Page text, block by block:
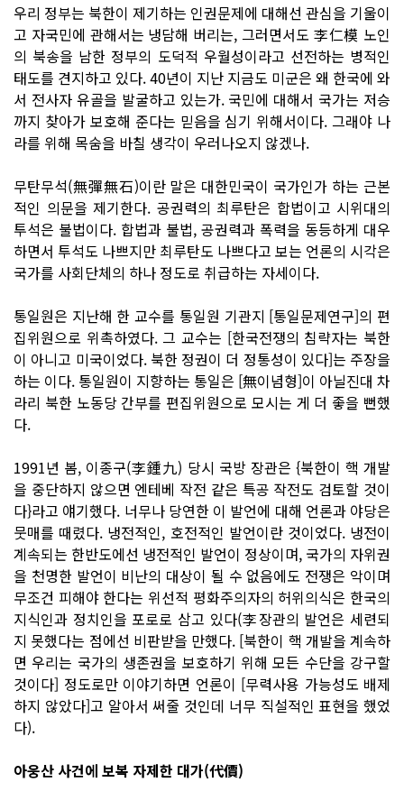
우리 정부는 북한이 제기하는 인권문제에 대해선 관심을 기울이
고 자국민에 관해서는 냉담해 버리는, 그러면서도 李仁模 노인
의 북송을 남한 정부의 도덕적 우월성이라고 선전하는 병적인
태도를 견지하고 있다. 40년이 지난 지금도 미군은 왜 한국에 와
서 전사자 유골을 발굴하고 있는가. 국민에 대해서 국가는 저승
까지 찾아가 보호해 준다는 믿음을 심기 위해서이다. 그래야 나
라를 위해 목숨을 바칠 생각이 우러나오지 않겠나.
무탄무석(無彈無石)이란 말은 대한민국이 국가인가 하는 근본
적인 의문을 제기한다. 공권력의 최루탄은 합법이고 시위대의
투석은 불법이다. 합법과 불법, 공권력과 폭력을 동등하게 대우
하면서 투석도 나쁘지만 최루탄도 나쁘다고 보는 언론의 시각은
국가를 사회단체의 하나 정도로 취급하는 자세이다.
통일원은 지난해 한 교수를 통일원 기관지 [통일문제연구]의 편
집위원으로 위촉하였다. 그 교수는 [한국전쟁의 침략자는 북한
이 아니고 미국이었다. 북한 정권이 더 정통성이 있다]는 주장을
하는 이다. 통일원이 지향하는 통일은 [無이념형]이 아닐진대 차
라리 북한 노동당 간부를 편집위원으로 모시는 게 더 좋을 뻔했
다.
1991년 봄, 이종구(李鍾九) 당시 국방 장관은 {북한이 핵 개발
을 중단하지 않으면 엔테베 작전 같은 특공 작전도 검토할 것이
다}라고 얘기했다. 너무나 당연한 이 발언에 대해 언론과 야당은
뭇매를 때렸다. 냉전적인, 호전적인 발언이란 것이었다. 냉전이
계속되는 한반도에선 냉전적인 발언이 정상이며, 국가의 자위권
을 천명한 발언이 비난의 대상이 될 수 없음에도 전쟁은 악이며
무조건 피해야 한다는 위선적 평화주의자의 허위의식은 한국의
지식인과 정치인을 포로로 삼고 있다(李장관의 발언은 세련되
지 못했다는 점에선 비판받을 만했다. [북한이 핵 개발을 계속하
면 우리는 국가의 생존권을 보호하기 위해 모든 수단을 강구할
것이다] 정도로만 이야기하면 언론이 [무력사용 가능성도 배제
하지 않았다]고 알아서 써줄 것인데 너무 직설적인 표현을 했었
다).
아웅산 사건에 보복 자제한 대가(代價)